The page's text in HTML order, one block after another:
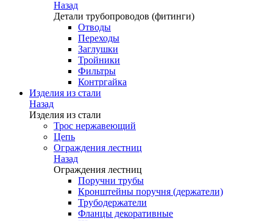
Назад
Детали трубопроводов (фитинги)
Отводы
Переходы
Заглушки
Тройники
Фильтры
Контргайка
Изделия из стали
Назад
Изделия из стали
Трос нержавеющий
Цепь
Ограждения лестниц
Назад
Ограждения лестниц
Поручни трубы
Кронштейны поручня (держатели)
Трубодержатели
Фланцы декоративные